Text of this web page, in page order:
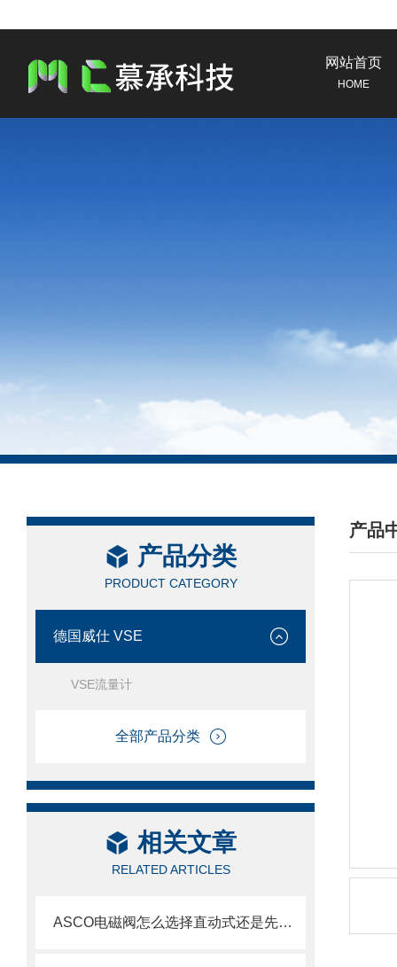
网站首页
HOME
产品分类
PRODUCT CATEGORY
德国威仕 VSE
VSE流量计
全部产品分类
相关文章
RELATED ARTICLES
ASCO电磁阀怎么选择直动式还是先导式？
产品
/